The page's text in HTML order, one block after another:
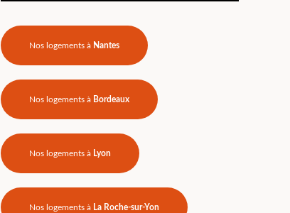
Nos logements à Nantes
Nos logements à Bordeaux
Nos logements à Lyon
Nos logements à La Roche-sur-Yon